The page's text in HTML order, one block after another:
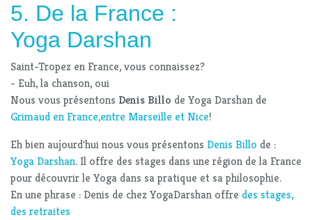
5. De la France :
Yoga Darshan
Saint-Tropez en France, vous connaissez?
- Euh, la chanson, oui
Nous vous présentons Denis Billo de Yoga Darshan de
Grimaud en France,entre Marseille et Nice!
Eh bien aujourd'hui nous vous présentons Denis Billo de :
Yoga Darshan. Il offre des stages dans une région de la France
pour découvrir le Yoga dans sa pratique et sa philosophie.
En une phrase : Denis de chez YogaDarshan offre des stages,
des retraites